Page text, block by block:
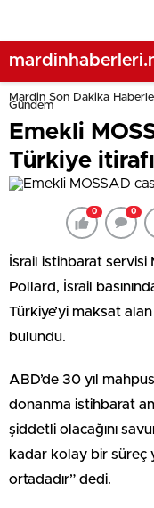
Mardin Son Dakika
Gündem
Emekli
Türkiye
0 0
İsrail istihbarat servisi
Pollard, İsrail
Türkiye’yi maksat
bulundu.
ABD’de 30 yıl
donanma istihbarat
şiddetli olacağını
kadar kolay bir süreç
ortadadır” dedi.